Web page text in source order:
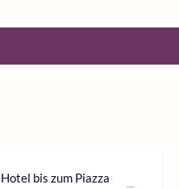
bis zum Piazza